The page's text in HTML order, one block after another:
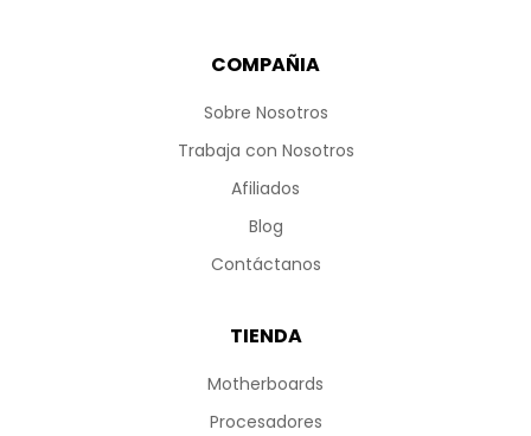
COMPAÑIA
Sobre Nosotros
Trabaja con Nosotros
Afiliados
Blog
Contáctanos
TIENDA
Motherboards
Procesadores